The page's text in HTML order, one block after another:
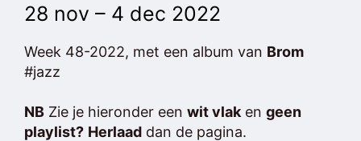
28 nov – 4 dec 2022
Week 48-2022, met een album van Brom
#jazz
NB Zie je hieronder een wit vlak en geen
playlist? Herlaad dan de pagina.